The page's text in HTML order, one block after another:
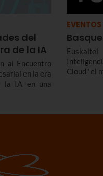
del
de la IA
al Encuentro
en la era
la IA en una
EVENTOS
Cloud" el